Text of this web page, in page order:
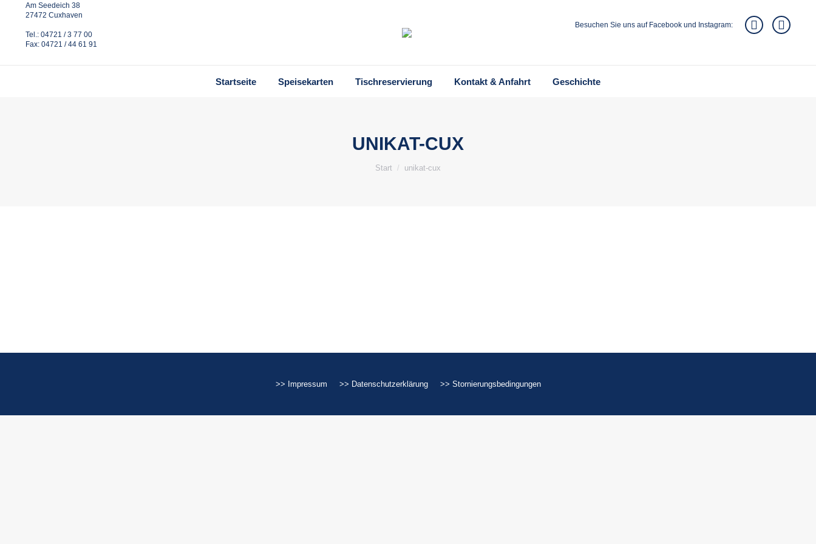
Am Seedeich 38
27472 Cuxhaven
Tel.: 04721 / 3 77 00
Fax: 04721 / 44 61 91
Besuchen Sie uns auf Facebook und Instagram:
Startseite Speisekarten Tischreservierung Kontakt & Anfahrt Geschichte
UNIKAT-CUX
Sie befinden sich hier:
Start unikat-cux
>> Impressum >> Datenschutzerklärung >> Stornierungsbedingungen